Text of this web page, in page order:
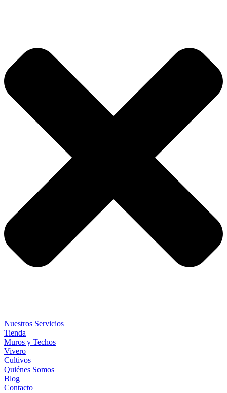
Nuestros Servicios
Tienda
Muros y Techos
Vivero
Cultivos
Quiénes Somos
Blog
Contacto